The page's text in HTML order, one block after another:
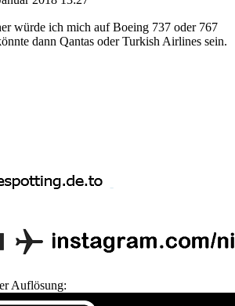
würde ich mich auf Boeing 737 oder 767
dann Qantas oder Turkish Airlines sein.
-
Auflösung: